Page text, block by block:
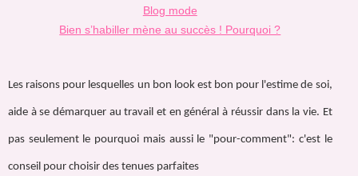
Blog mode
Bien s’habiller mène au succès ! Pourquoi ?
Les raisons pour lesquelles un bon look est bon pour l'estime de soi,
aide à se démarquer au travail et en général à réussir dans la vie. Et
pas seulement le pourquoi mais aussi le "pour-comment": c'est le
conseil pour choisir des tenues parfaites